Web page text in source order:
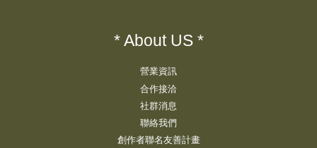
* About US *
營業資訊
合作接洽
社群消息
聯絡我們
創作者聯名友善計畫